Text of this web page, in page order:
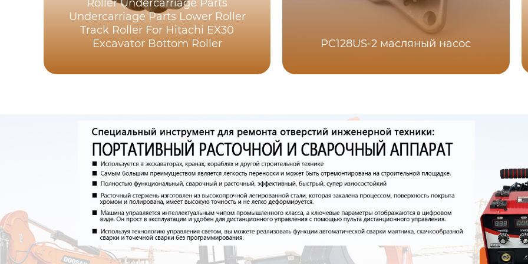
Roller Undercarriage Parts
Undercarriage Parts Lower Roller
Track Roller For Hitachi EX30
Excavator Bottom Roller
PC128US-2 масляный насос